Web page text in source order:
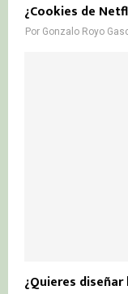
¿Cookies de
Por Gonzalo Royo
¿Quieres